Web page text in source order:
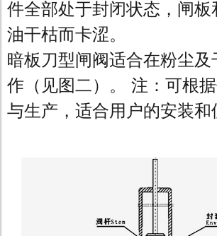
件全部处于封闭状态，闸
油干枯而卡涩。
暗板刀型闸阀适合在粉尘
作（见图二）。 注：可根
与生产，适合用户的安装和